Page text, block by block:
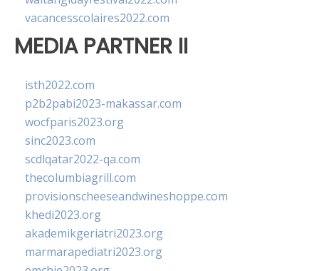
vacancesscolaires2022.com
MEDIA PARTNER II
isth2022.com
p2b2pabi2023-makassar.com
wocfparis2023.org
sinc2023.com
scdlqatar2022-qa.com
thecolumbiagrill.com
provisionscheeseandwineshoppe.com
khedi2023.org
akademikgeriatri2023.org
marmarapediatri2023.org